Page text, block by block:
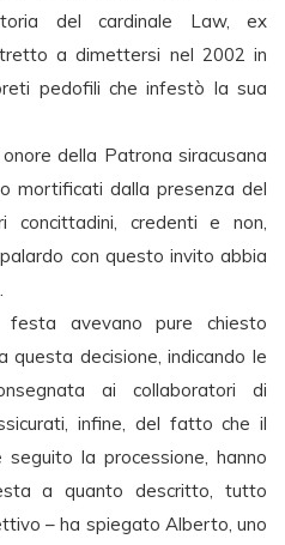
del cardinale Law, ex
a dimettersi nel 2002 in
pedofili che infestò la sua
della Patrona siracusana
mortificati dalla presenza del
concittadini, credenti e non,
con questo invito abbia
festa avevano pure chiesto
questa decisione, indicando le
ai collaboratori di
infine, del fatto che il
la processione, hanno
a quanto descritto, tutto
– ha spiegato Alberto, uno